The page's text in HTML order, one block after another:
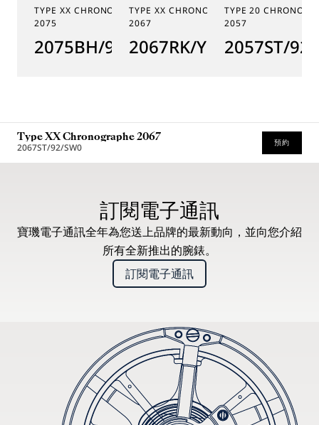
TYPE XX CHRONOGRAPHE
2075
2075BH/99/398
TYPE XX CHRONOGRAPHE
2067
2067RK/Y9/9WU
TYPE 20
2057
2057ST/
Type XX Chronographe 2067
2067ST/92/SW0 預約
訂閱電子通訊
寶璣電子通訊全年為您送上品牌的最新動向，並向您介紹
所有全新推出的腕錶。
訂閱電子通訊